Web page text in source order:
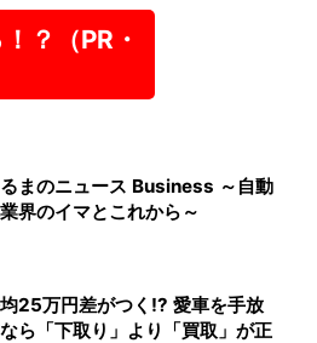
？（PR・
るまのニュース Business ～自動
界のイマとこれから～
25万円差がつく!? 愛車を手放
ら「下取り」より「買取」が正